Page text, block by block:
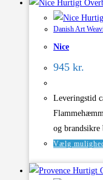
Hurtigt
Danish Art
Nice
945 kr.
Leveringstid
og brandsikre
Vælg
Hurtigt